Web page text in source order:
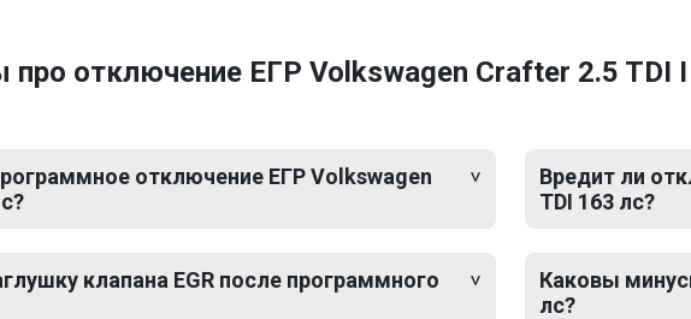
отключение ЕГР Volkswagen Crafter 2.5 TDI I
отключение ЕГР Volkswagen
клапана EGR после программного
Вредит ли
TDI 163 лс?
Каковы
лс?